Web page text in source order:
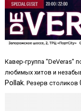
Кавер-группа "DeVeras"
любимых хитов и
Pollak. Резерв столиков